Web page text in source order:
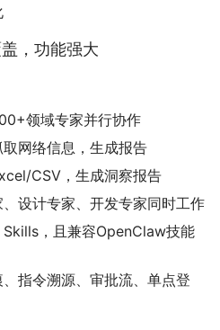
，功能强大
领域专家并行协作
取网络信息，生成报告
CSV，生成洞察报告
、设计专家、开发专家同时工作
Skills，且兼容OpenClaw技能
指令溯源、审批流、单点登